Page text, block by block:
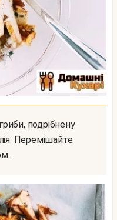
Перемішайте.